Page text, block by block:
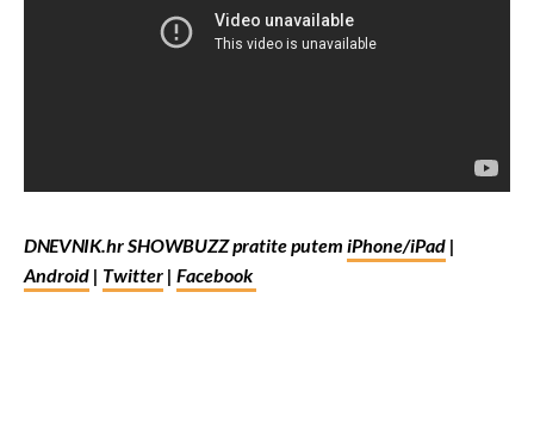
DNEVNIK.hr SHOWBUZZ pratite putem iPhone/iPad |
Android | Twitter | Facebook